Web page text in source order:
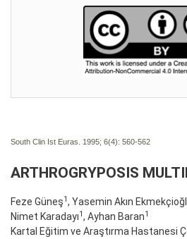
South Clin Ist Euras. 1995; 6(4): 560-562
ARTHROGRYPOSIS
Feze Güneş1, Yasemin Akın
Nimet Karadayı1, Ayhan Baran1
Kartal Eğitim ve Araştırma Hastanesi